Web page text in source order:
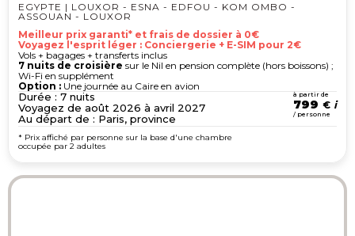
EGYPTE | LOUXOR - ESNA - EDFOU - KOM OMBO -
ASSOUAN - LOUXOR
Meilleur prix garanti* et frais de dossier à 0€
Voyagez l'esprit léger : Conciergerie + E-SIM pour 2€
Vols + bagages + transferts inclus
7 nuits de croisière sur le Nil en pension complète (hors boissons) ;
Wi-Fi en supplément
Option : Une journée au Caire en avion
Durée : 7 nuits
Voyagez de août 2026 à avril 2027
Au départ de : Paris, province
à partir de
799 €
/ personne
* Prix affiché par personne sur la base d'une chambre
occupée par 2 adultes